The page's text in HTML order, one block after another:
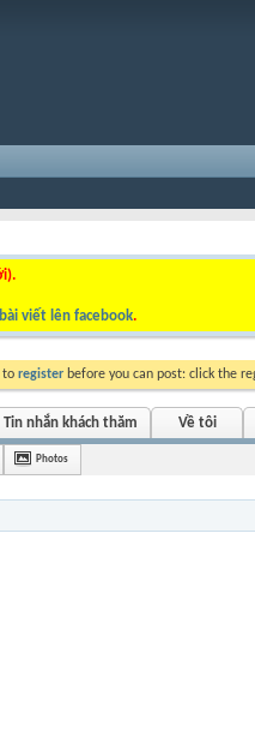
viết lên facebook.
to register before you can post: click the
Tin nhắn khách thăm Về tôi
Photos